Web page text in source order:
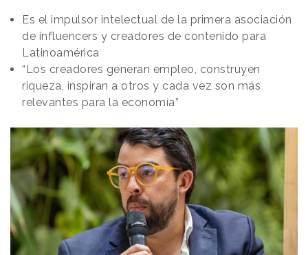
Es el impulsor intelectual de la primera asociación
de influencers y creadores de contenido para
Latinoamérica
“Los creadores generan empleo, construyen
riqueza, inspiran a otros y cada vez son más
relevantes para la economía”